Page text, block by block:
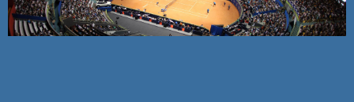
Áreas de Atuação